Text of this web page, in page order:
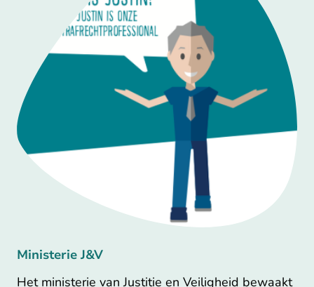
Ministerie J&V
Het ministerie van Justitie en Veiligheid bewaakt